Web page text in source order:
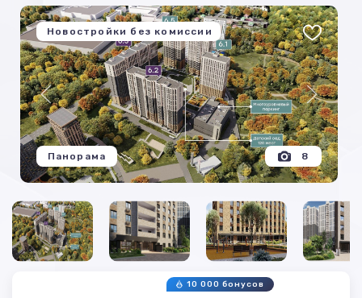
Новостройки без комиссии
8
Панорама
10 000 бонусов